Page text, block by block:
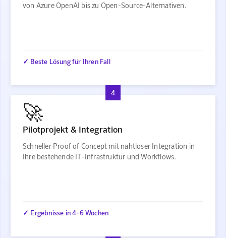
von Azure OpenAI bis zu Open-Source-Alternativen.
✓ Beste Lösung für Ihren Fall
4
🚀
Pilotprojekt & Integration
Schneller Proof of Concept mit nahtloser Integration in
Ihre bestehende IT-Infrastruktur und Workflows.
✓ Ergebnisse in 4-6 Wochen